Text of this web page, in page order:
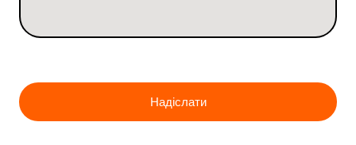
Надіслати